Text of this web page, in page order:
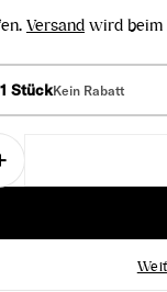
Versand wird beim
1 StückKein Rabatt
Syrah 2020
Menge für Syrah